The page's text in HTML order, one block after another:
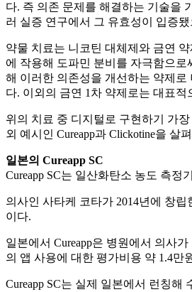
다. 즉 의존 문제를 해결하는 기술을
러 실증 연구에서 그 유효성이 입증
약물 치료는 니코틴 대체제와 금연
에 작용해 도파민 분비를 자극함으
해 이러한 의존성을 개선하는 약제
다. 이외의 금연 1차 약제로는 대표
위의 치료 중 디지털로 구현하기 가
외 예시인 Cureapp과 Clickotine을 살
일본의 Cureapp SC
Cureapp SC는 일산화탄소 농도 측
의사인 사타케 코타가 2014년에 창
이다.
일본에서 Cureapp은 병원에서 의사
의 앱 사용에 대한 평가비용 약 1.4만
Cureapp SC는 실제 일본에서 런칭